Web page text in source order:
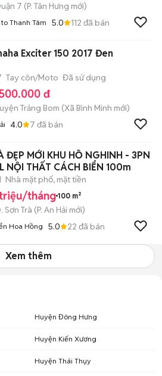
7 (P. Tân Hưng mới)
Thanh Tâm 5.0 112 đã bán
Exciter 150 2017 Đen
Tay côn/Moto Đã sử dụng
đ
Trảng Bom (Xã Bình Minh mới)
4.0 7 đã bán
ĐẸP MỚI KHU HỒ NGHINH - 3PN
NỘI THẤT CÁCH BIỂN 100m
Nhà mặt phố, mặt tiền
tháng 100 m²
Sơn Trà (P. An Hải mới)
Hoa Hồng 5.0 22 đã bán
Xem thêm
Huyện Đông Hưng
Huyện Kiến Xương
Huyện Thái Thụy